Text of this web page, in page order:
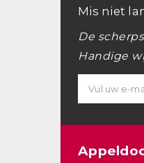
Mis niet
De
Handige